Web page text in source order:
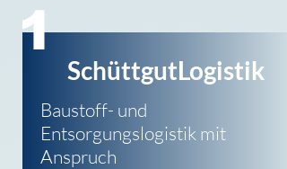
SchüttgutLogistik
Baustoff- und
Entsorgungslogistik mit
Anspruch
1